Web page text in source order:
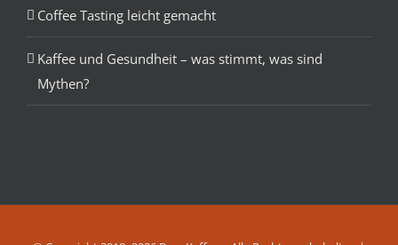
Coffee Tasting leicht gemacht
Kaffee und Gesundheit – was stimmt, was sind
Mythen?